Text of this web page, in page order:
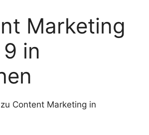
Marketing
in
Content Marketing in